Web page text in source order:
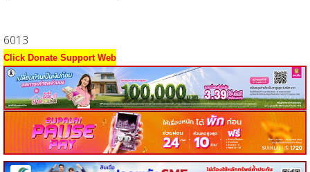
6013
Click Donate Support Web